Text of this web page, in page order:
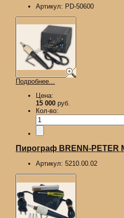
Артикул: PD-50600
Подробнее...
Цена:
15 000 руб.
Кол-во:
Пирограф BRENN-PETER
Артикул: 5210.00.02